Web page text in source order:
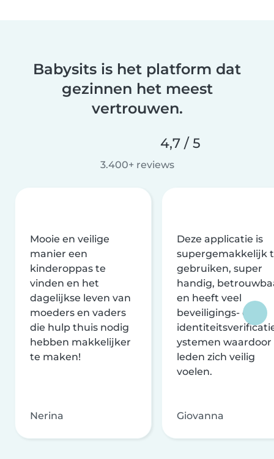
Babysits is het platform dat
gezinnen het meest
vertrouwen.
4,7 / 5
3.400+ reviews
Mooie en veilige
manier een
kinderoppas te
vinden en het
dagelijkse leven van
moeders en vaders
die hulp thuis nodig
hebben makkelijker
te maken!
Nerina
Deze applicatie is
supergemakkelijk
gebruiken, super
handig,
en heeft veel
beveiligings- en
ystemen waardoor
leden zich veilig
voelen.
Giovanna